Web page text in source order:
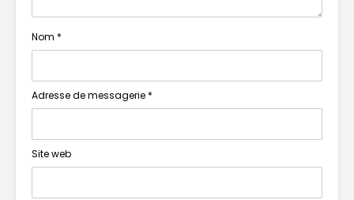
Nom *
Adresse de messagerie *
Site web